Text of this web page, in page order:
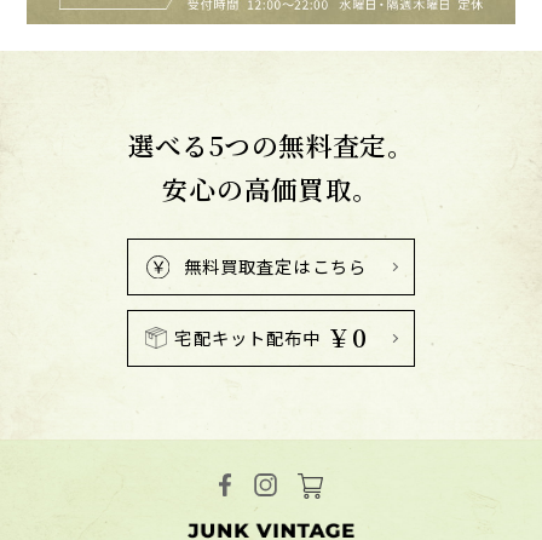
選べる5つの無料査定。
安心の高価買取。
無料買取査定はこちら
宅配キット配布中 ￥0